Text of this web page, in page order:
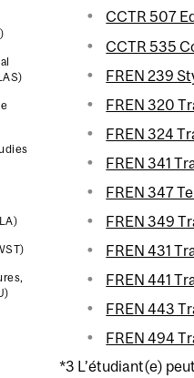
CCTR 507
CCTR 535
FREN 239
FREN 320
FREN 324
FREN 341
FREN 347
FREN 349
FREN 431
FREN 441
FREN 443
FREN 494
*3 L’étudiant(e)